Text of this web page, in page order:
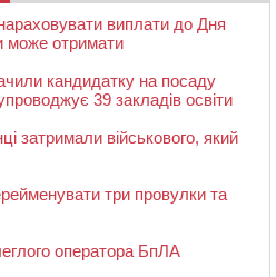
виплати до Дня
може отримати
кандидатку на посаду
39 закладів освіти
затримали військового, який
три провулки та
оператора БпЛА